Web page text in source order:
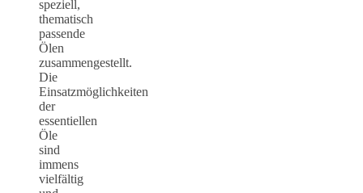
speziell,
thematisch
passende
Ölen
zusammengestellt.
Die
Einsatzmöglichkeiten
der
essentiellen
Öle
sind
immens
vielfältig